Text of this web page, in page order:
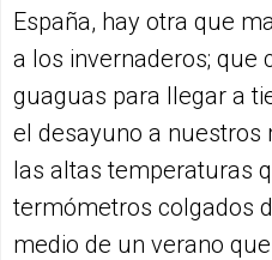
España, hay otra que
a los invernaderos; que
guaguas para llegar a
el desayuno a nuestros
las altas temperaturas
termómetros colgados
medio de un verano